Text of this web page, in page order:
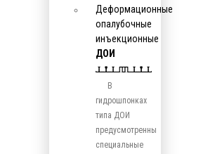
Деформационные
опалубочные
инъекционные
ДОИ
В
гидрошпонках
типа ДОИ
предусмотренны
специальные